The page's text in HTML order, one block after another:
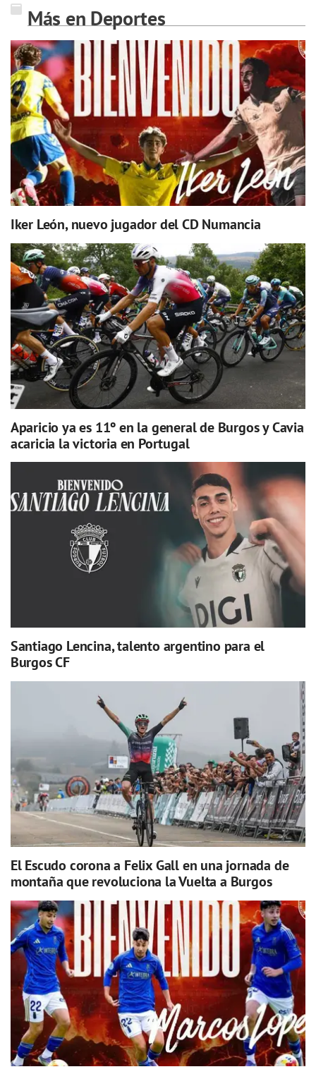
Más en Deportes
Iker León, nuevo jugador del CD Numancia
Aparicio ya es 11º en la general de Burgos y Cavia
acaricia la victoria en Portugal
Santiago Lencina, talento argentino para el
Burgos CF
El Escudo corona a Felix Gall en una jornada de
montaña que revoluciona la Vuelta a Burgos